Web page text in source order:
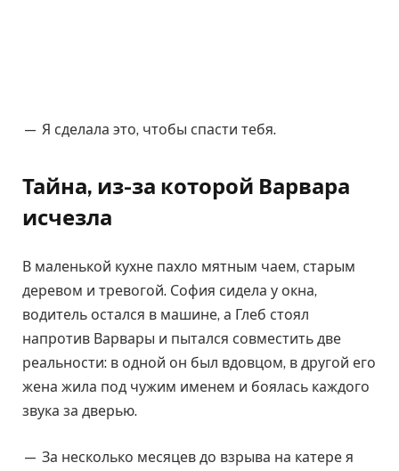
— Я сделала это, чтобы спасти тебя.
Тайна, из-за которой Варвара
исчезла
В маленькой кухне пахло мятным чаем, старым
деревом и тревогой. София сидела у окна,
водитель остался в машине, а Глеб стоял
напротив Варвары и пытался совместить две
реальности: в одной он был вдовцом, в другой его
жена жила под чужим именем и боялась каждого
звука за дверью.
— За несколько месяцев до взрыва на катере я